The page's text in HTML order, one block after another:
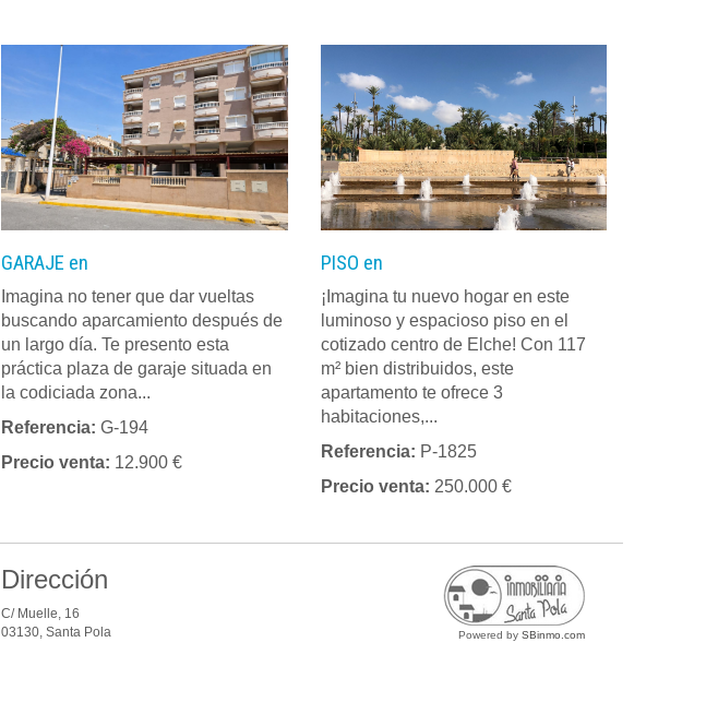
GARAJE en
Imagina no tener que dar vueltas
buscando aparcamiento después de
un largo día. Te presento esta
práctica plaza de garaje situada en
la codiciada zona...
Referencia: G-194
Precio venta: 12.900 €
PISO en
¡Imagina tu nuevo hogar en este
luminoso y espacioso piso en el
cotizado centro de Elche! Con 117
m² bien distribuidos, este
apartamento te ofrece 3
habitaciones,...
Referencia: P-1825
Precio venta: 250.000 €
Dirección
C/ Muelle, 16
03130, Santa Pola
Powered by SBinmo.com